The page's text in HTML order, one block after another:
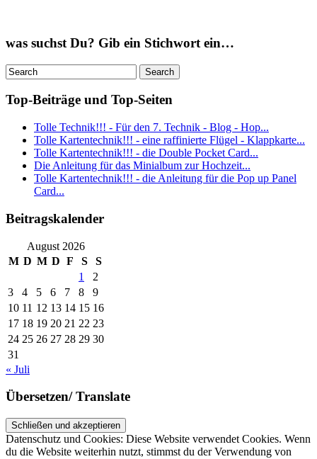
was suchst Du? Gib ein Stichwort ein…
Top-Beiträge und Top-Seiten
Tolle Technik!!! - Für den 7. Technik - Blog - Hop...
Tolle Kartentechnik!!! - eine raffinierte Flügel - Klappkarte...
Tolle Kartentechnik!!! - die Double Pocket Card...
Die Anleitung für das Minialbum zur Hochzeit...
Tolle Kartentechnik!!! - die Anleitung für die Pop up Panel
Card...
Beitragskalender
August 2026
M D M D F S
S
1
2
3
4 5 6 7 8
9
10 11 12 13 14 15 16
17 18 19 20 21 22 23
24 25 26 27 28 29 30
31
« Juli
Übersetzen/ Translate
Datenschutz und Cookies: Diese Website verwendet Cookies. Wenn
du die Website weiterhin nutzt, stimmst du der Verwendung von